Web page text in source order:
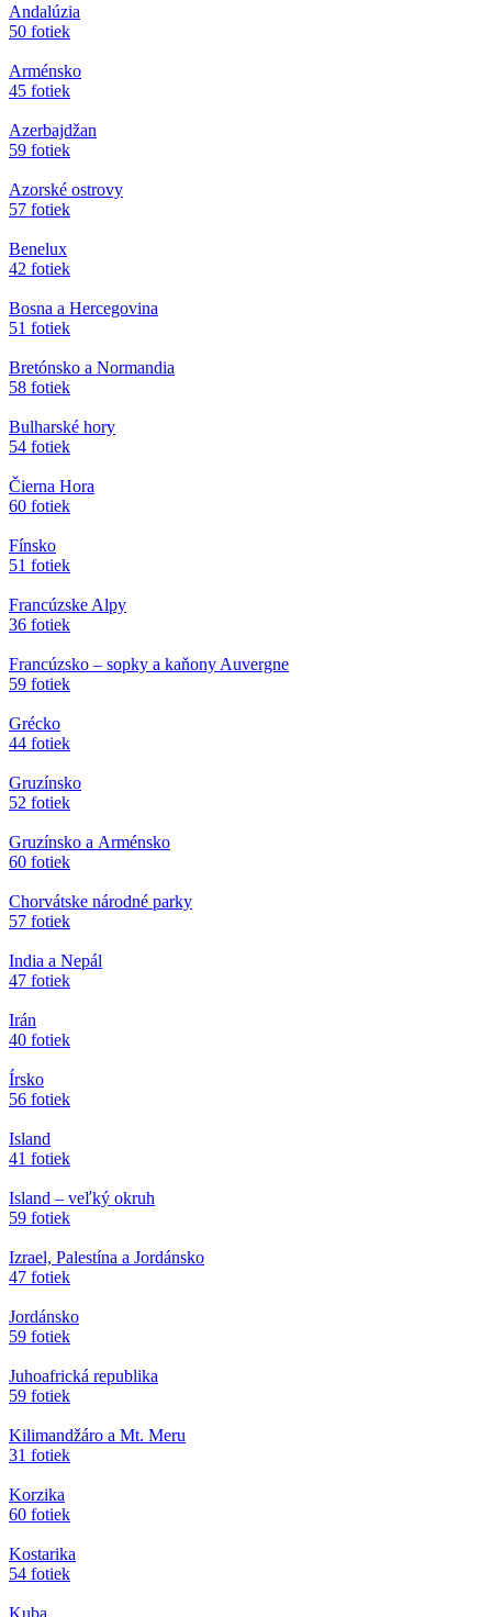
Andalúzia
50 fotiek
Arménsko
45 fotiek
Azerbajdžan
59 fotiek
Azorské ostrovy
57 fotiek
Benelux
42 fotiek
Bosna a Hercegovina
51 fotiek
Bretónsko a Normandia
58 fotiek
Bulharské hory
54 fotiek
Čierna Hora
60 fotiek
Fínsko
51 fotiek
Francúzske Alpy
36 fotiek
Francúzsko – sopky a kaňony Auvergne
59 fotiek
Grécko
44 fotiek
Gruzínsko
52 fotiek
Gruzínsko a Arménsko
60 fotiek
Chorvátske národné parky
57 fotiek
India a Nepál
47 fotiek
Irán
40 fotiek
Írsko
56 fotiek
Island
41 fotiek
Island – veľký okruh
59 fotiek
Izrael, Palestína a Jordánsko
47 fotiek
Jordánsko
59 fotiek
Juhoafrická republika
59 fotiek
Kilimandžáro a Mt. Meru
31 fotiek
Korzika
60 fotiek
Kostarika
54 fotiek
Kuba